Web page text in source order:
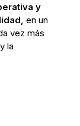
y
en un
vez más
la